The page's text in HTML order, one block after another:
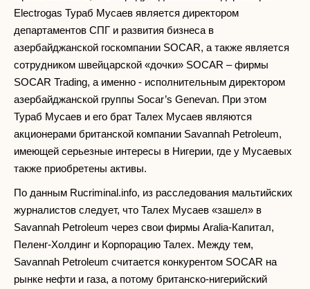
Electrogas Тураб Мусаев является директором
департаментов СПГ и развития бизнеса в
азербайджанской госкомпании SOCAR, а также является
сотрудником швейцарской «дочки» SOCAR – фирмы
SOCAR Trading, а именно - исполнительным директором
азербайджанской группы Socar’s Genevan. При этом
Тураб Мусаев и его брат Талех Мусаев являются
акционерами британской компании Savannah Petroleum,
имеющей серьезные интересы в Нигерии, где у Мусаевых
также приобретены активы.
По данным Rucriminal.info, из расследования мальтийских
журналистов следует, что Талех Мусаев «зашел» в
Savannah Petroleum через свои фирмы Aralia-Капитал,
Пеленг-Холдинг и Корпорацию Талех. Между тем,
Savannah Petroleum считается конкурентом SOCAR на
рынке нефти и газа, а потому британско-нигерийский